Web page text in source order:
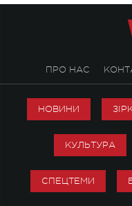
ПРО НАС
НОВИНИ
КУЛЬТУРА
СПЕЦТЕМИ